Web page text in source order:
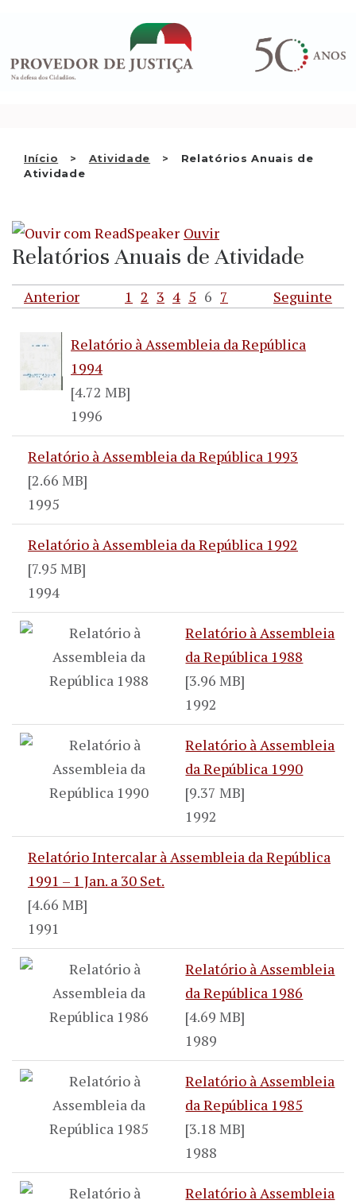
conteúdo
Início Atividade
Relatórios Anuais de
Atividade
QUEM SOMOS
ATIVIDADE
RELAÇÕES INTERNACIONAIS
PT
Ouvir
Relatórios Anuais de Atividade
Anterior 1 2 3 4 5 6 7 Seguinte
Relatório à Assembleia da República
1994
[4.72 MB]
1996
Relatório à Assembleia da República 1993
[2.66 MB]
1995
Relatório à Assembleia da República 1992
[7.95 MB]
1994
Relatório à Assembleia
da República 1988
[3.96 MB]
1992
Relatório à Assembleia
da República 1990
[9.37 MB]
1992
Relatório Intercalar à Assembleia da República
1991 – 1 Jan. a 30 Set.
[4.66 MB]
1991
Relatório à Assembleia
da República 1986
[4.69 MB]
1989
Relatório à Assembleia
da República 1985
[3.18 MB]
1988
Relatório à Assembleia